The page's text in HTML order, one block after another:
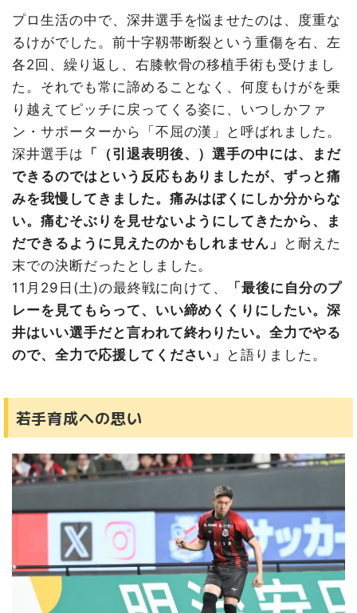
プロ生活の中で、深井選手を悩ませたのは、度重な
るけがでした。前十字靱帯断裂という重傷を右、左
各2回、繰り返し、右膝軟骨の移植手術も受けまし
た。それでも常に諦めることなく、何度もけがを乗
り越えてピッチに戻ってくる姿に、いつしかファ
ン・サポーターから「不屈の漢」と呼ばれました。
深井選手は 「（引退表明後、）選手の中には、まだ
できるのではという反応もありましたが、ずっと痛
みを我慢してきました。痛みはぼくにしか分からな
い。痛むそぶりを見せないようにしてきたから、ま
だできるように見えたのかもしれません」
と耐えた
末での決断だったとしました。
11月29日(土)の最終戦に向けて、
「最後に自分のプ
レーを見てもらって、いい締めくくりにしたい。深
井はいい選手だと言われて終わりたい。全力でやる
ので、全力で応援してください」
と語りました。
若手育成への思い